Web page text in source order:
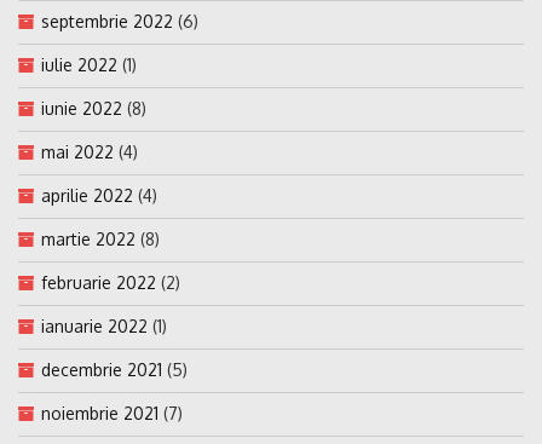
septembrie 2022 (6)
iulie 2022 (1)
iunie 2022 (8)
mai 2022 (4)
aprilie 2022 (4)
martie 2022 (8)
februarie 2022 (2)
ianuarie 2022 (1)
decembrie 2021 (5)
noiembrie 2021 (7)